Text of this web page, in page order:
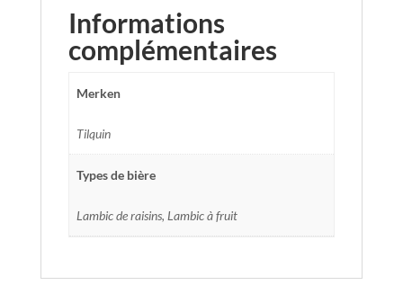
Informations
complémentaires
Merken
Tilquin
Types de bière
Lambic de raisins, Lambic à fruit